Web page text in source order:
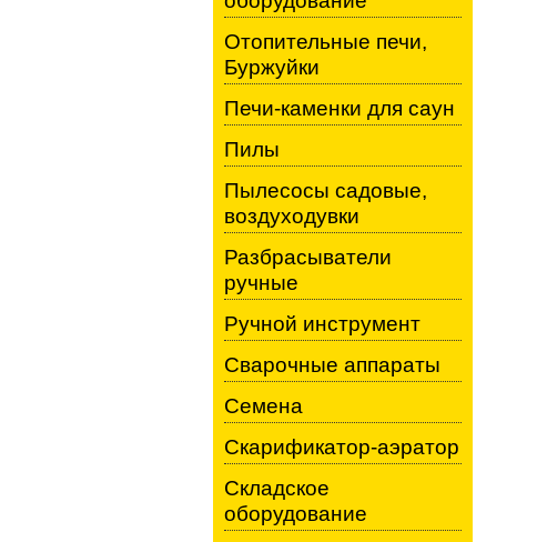
Отопительные печи,
Буржуйки
Печи-каменки для саун
Пилы
Пылесосы садовые,
воздуходувки
Разбрасыватели
ручные
Ручной инструмент
Сварочные аппараты
Семена
Скарификатор-аэратор
Складское
оборудование